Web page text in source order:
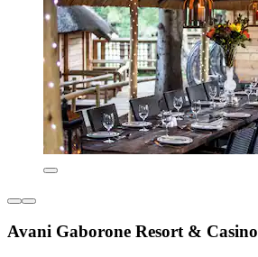
Avani Gaborone Resort & Casino